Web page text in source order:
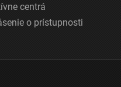
centrá
o prístupnosti